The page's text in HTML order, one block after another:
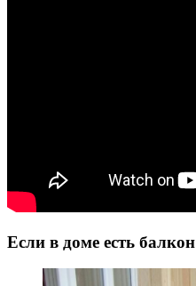
Если в доме есть балкон